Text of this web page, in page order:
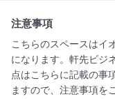
注意事項
こちらのスペースはイ
になります。軒先ビジ
点はこちらに記載の事
ますので、注意事項を